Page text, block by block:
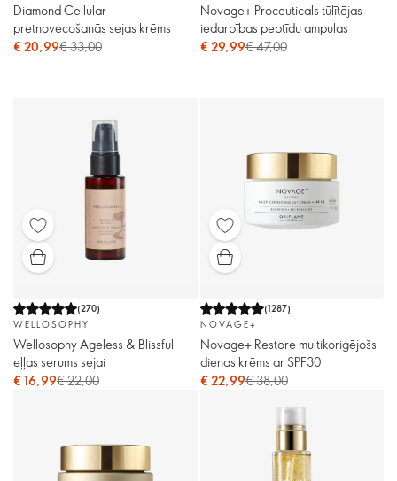
Diamond Cellular
pretnovecošanās sejas krēms
€ 20,99€ 33,00
Novage+ Proceuticals tūlītējas
iedarbības peptīdu ampulas
€ 29,99€ 47,00
(270)
WELLOSOPHY
Wellosophy Ageless & Blissful
eļļas serums sejai
€ 16,99€ 22,00
(1287)
NOVAGE+
Novage+ Restore multikoriģējošs
dienas krēms ar SPF30
€ 22,99€ 38,00